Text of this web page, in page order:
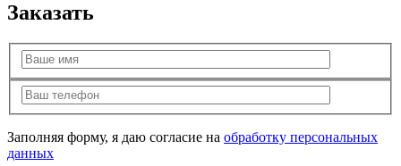
Заказать
Заполняя форму, я даю согласие на обработку персональных
данных